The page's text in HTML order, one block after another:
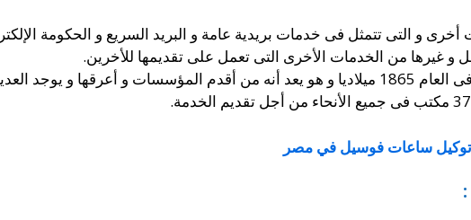
و التى تتمثل فى خدمات بريدية عامة و البريد السريع و الحكومة
و غيرها من الخدمات الأخرى التى تعمل على تقديمها للأخرين.
و قد تم تأسيس البريد المصرى فى العام 1865 ميلاديا و هو يعد أنه من أقدم المؤسسات
توكيل ساعات فوسيل في مصر